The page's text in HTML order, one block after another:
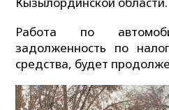
Работа по
задолженность по
средства, будет